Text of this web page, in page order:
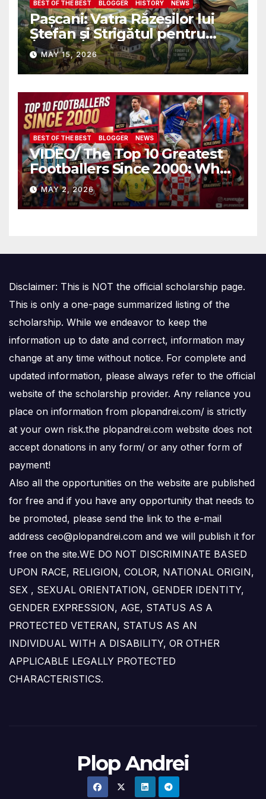
BEST OF THE BEST BLOGGER HISTORY NEWS
Pașcani: Vatra Răzeșilor lui
Ștefan și Strigătul pentru
Demnitate în Fața
Amalgamării
MAY 15, 2026
BEST OF THE BEST BLOGGER NEWS
VIDEO/ The Top 10 Greatest
Footballers Since 2000: Who
Is Number One
MAY 2, 2026
Disclaimer: This is NOT the official scholarship page.
This is only a one-page summarized listing of the
scholarship. While we endeavor to keep the
information up to date and correct, information may
change at any time without notice. For complete and
updated information, please always refer to the official
website of the scholarship provider. Any reliance you
place on information from plopandrei.com/ is strictly
at your own risk.the plopandrei.com website does not
accept donations in any form/ or any other form of
payment!
Also all the opportunities on the website are published
for free and if you have any opportunity that needs to
be promoted, please send the link to the e-mail
address ceo@plopandrei.com and we will publish it for
free on the site.WE DO NOT DISCRIMINATE BASED
UPON RACE, RELIGION, COLOR, NATIONAL ORIGIN,
SEX , SEXUAL ORIENTATION, GENDER IDENTITY,
GENDER EXPRESSION, AGE, STATUS AS A
PROTECTED VETERAN, STATUS AS AN
INDIVIDUAL WITH A DISABILITY, OR OTHER
APPLICABLE LEGALLY PROTECTED
CHARACTERISTICS.
Plop Andrei